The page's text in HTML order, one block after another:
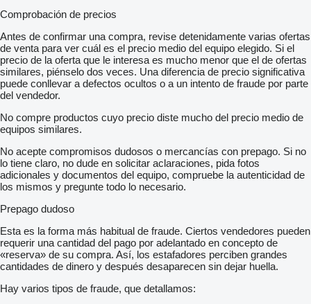
Comprobación de precios
Antes de confirmar una compra, revise detenidamente varias ofertas
de venta para ver cuál es el precio medio del equipo elegido. Si el
precio de la oferta que le interesa es mucho menor que el de ofertas
similares, piénselo dos veces. Una diferencia de precio significativa
puede conllevar a defectos ocultos o a un intento de fraude por parte
del vendedor.
No compre productos cuyo precio diste mucho del precio medio de
equipos similares.
No acepte compromisos dudosos o mercancías con prepago. Si no
lo tiene claro, no dude en solicitar aclaraciones, pida fotos
adicionales y documentos del equipo, compruebe la autenticidad de
los mismos y pregunte todo lo necesario.
Prepago dudoso
Esta es la forma más habitual de fraude. Ciertos vendedores pueden
requerir una cantidad del pago por adelantado en concepto de
«reserva» de su compra. Así, los estafadores perciben grandes
cantidades de dinero y después desaparecen sin dejar huella.
Hay varios tipos de fraude, que detallamos: